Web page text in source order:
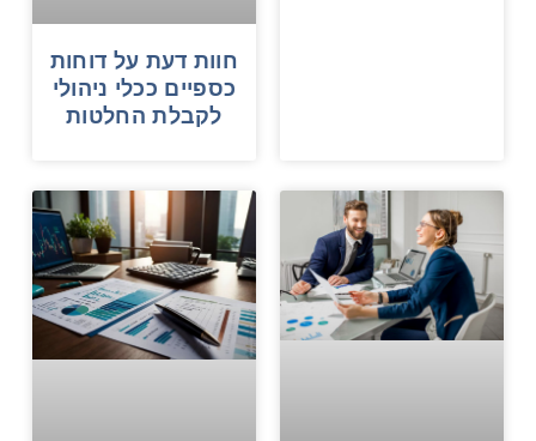
חוות דעת על דוחות
כספיים ככלי ניהולי
לקבלת החלטות